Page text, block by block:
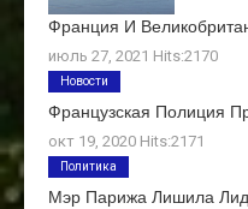
Франция И
июль 27, 2021 Hits:2170
Французская Полиция
окт 19, 2020 Hits:2171
Новости
Мэр Парижа Лишила
Политика